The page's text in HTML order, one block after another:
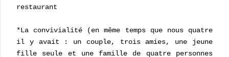
restaurant
*La convivialité (en même temps que nous quatre
il y avait : un couple, trois amies, une jeune
fille seule et une famille de quatre personnes